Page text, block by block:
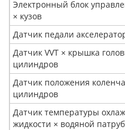
Электронный блок
× кузов
Датчик педали
Датчик VVT × крышка
цилиндров
Датчик положения
цилиндров
Датчик температуры
жидкости × водяной